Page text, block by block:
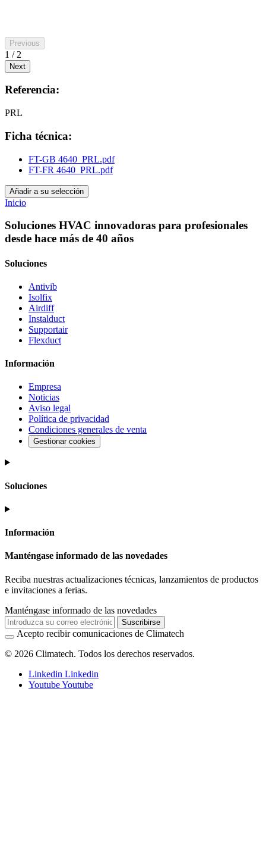
Previous
1 / 2
Next
Referencia:
PRL
Ficha técnica:
FT-GB 4640_PRL.pdf
FT-FR 4640_PRL.pdf
Añadir a su selección
Inicio
Soluciones HVAC innovadoras para profesionales
desde hace más de 40 años
Soluciones
Antivib
Isolfix
Airdiff
Instalduct
Supportair
Flexduct
Información
Empresa
Noticias
Aviso legal
Política de privacidad
Condiciones generales de venta
Gestionar cookies
Soluciones
Información
Manténgase informado de las novedades
Reciba nuestras actualizaciones técnicas, lanzamientos de productos
e invitaciones a ferias.
Manténgase informado de las novedades
Suscribirse
Acepto recibir comunicaciones de Climatech
© 2026 Climatech. Todos los derechos reservados.
Linkedin Linkedin
YoutubeYoutube